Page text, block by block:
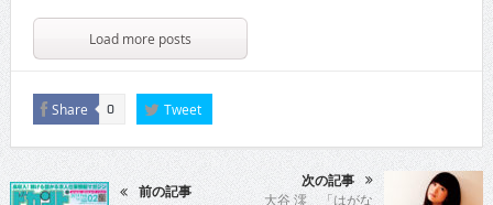
Load more posts
Share 0 Tweet
前の記事
次の記事
大谷 澪 「はがな